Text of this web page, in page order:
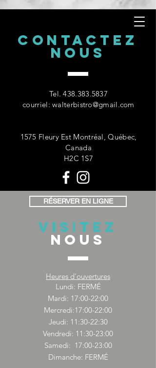
CONTACTEZ
NOUS
Tel.438.383.5837
courriel:walterbistro@gmail.com
1575 Fleury Est Montréal, Québec,
Canada
H2C 1S7
RÉSERVER EN LIGNE
VISITEZ
NOUS
Heures d'ouvertures
Lundi: FERMÉ
Mardi: 17:00-22:00
Mercredi:17:00-22:00
Jeudi: 11:30-22:30
Vendredi: 11:30-23:00
Samedi: 17:00-23:00
Dimanche: FERMÉ